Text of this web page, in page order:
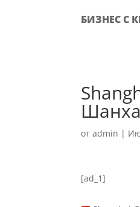
БИЗНЕС С
отadmin |
[ad_1]